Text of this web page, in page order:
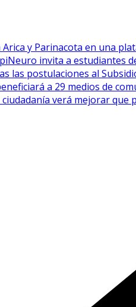
y Parinacota en una
invita a estudiantes
las postulaciones al
a 29 medios de
ciudadanía verá mejorar que